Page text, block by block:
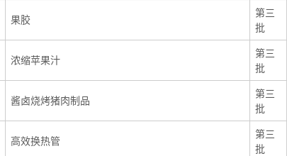
果胶
第三
批
浓缩苹果汁
第三
批
酱卤烧烤猪肉制品
第三
批
高效换热管
第三
批